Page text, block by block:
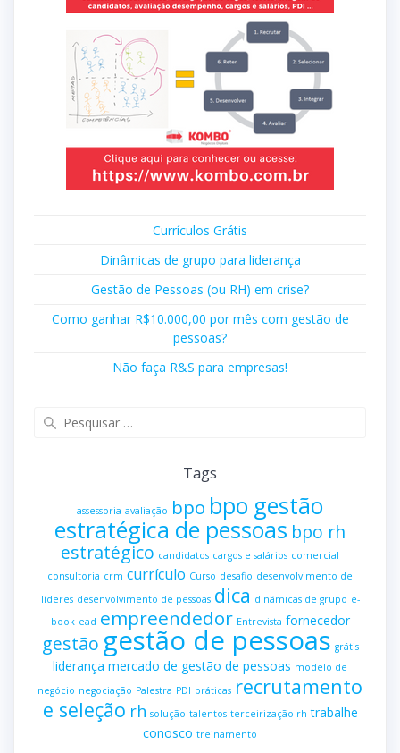
Currículos Grátis
Dinâmicas de grupo para liderança
Gestão de Pessoas (ou RH) em crise?
Como ganhar R$10.000,00 por mês com gestão de
pessoas?
Não faça R&S para empresas!
Tags
assessoria avaliação bpo bpo gestão
estratégica de pessoas bpo rh
estratégico candidatos cargos e salários comercial
consultoria crm currículo Curso desafio desenvolvimento de
líderes desenvolvimento de pessoas dica dinâmicas de grupo e-
book ead empreendedor Entrevista fornecedor
gestão gestão de pessoas grátis
liderança mercado de gestão de pessoas modelo de
negócio negociação Palestra PDI práticas recrutamento
e seleção rh solução talentos terceirização rh trabalhe
conosco treinamento